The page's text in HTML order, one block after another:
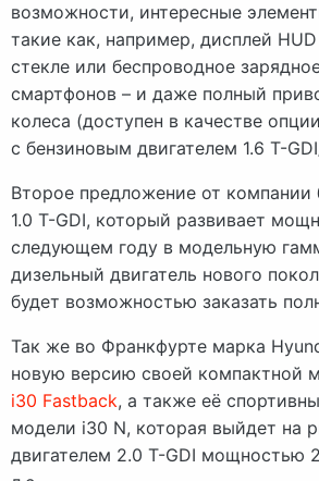
возможности, интересные
такие как, например, дисплей
стекле или беспроводное
смартфонов – и даже полный
колеса (доступен в качестве
с бензиновым двигателем 1.6 T-
Второе предложение от компании
1.0 T-GDI, который развивает
следующем году в модельную
дизельный двигатель нового
будет возможностью заказать
Так же во Франкфурте марка
новую версию своей компактной
i30 Fastback, а также её
модели i30 N, которая выйдет на
двигателем 2.0 T-GDI мощностью